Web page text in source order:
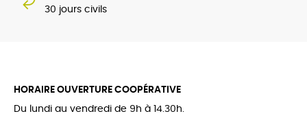
30 jours civils
HORAIRE OUVERTURE COOPÉRATIVE
Du lundi au vendredi de 9h à 14.30h.